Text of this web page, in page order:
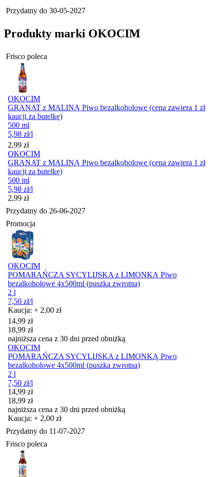
Przydatny do 30-05-2027
Produkty marki OKOCIM
Frisco poleca
OKOCIM
GRANAT z MALINĄ Piwo bezalkoholowe (cena zawiera 1 zł
kaucji za butelkę)
500 ml
5,98 zł/l
Cena
2,99 zł
OKOCIM
GRANAT z MALINĄ Piwo bezalkoholowe (cena zawiera 1 zł
kaucji za butelkę)
500 ml
5,98 zł/l
Cena
2,99 zł
Przydatny do 26-06-2027
Promocja
OKOCIM
POMARAŃCZA SYCYLIJSKA z LIMONKĄ Piwo
bezalkoholowe 4x500ml (puszka zwrotna)
2 l
7,50 zł/l
Kaucja: + 2,00 zł
Cena promocyjna
14,99 zł
18,99 zł
najniższa cena z 30 dni przed obniżką
OKOCIM
POMARAŃCZA SYCYLIJSKA z LIMONKĄ Piwo
bezalkoholowe 4x500ml (puszka zwrotna)
2 l
7,50 zł/l
Cena promocyjna
14,99 zł
18,99 zł
najniższa cena z 30 dni przed obniżką
Kaucja: + 2,00 zł
Przydatny do 11-07-2027
Frisco poleca